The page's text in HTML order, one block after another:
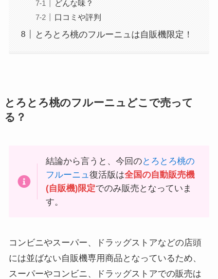
どんな味？
口コミや評判
とろとろ桃のフルーニュは自販機限定！
とろとろ桃のフルーニュどこで売って
る？
結論から言うと、今回のとろとろ桃の
フルーニュ復活版は全国の自動販売機
(自販機)限定でのみ販売となっていま
す。
コンビニやスーパー、ドラッグストアなどの店頭
には並ばない自販機専用商品となっているため、
スーパーやコンビニ、ドラッグストアでの販売は